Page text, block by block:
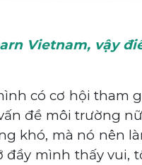
Vietnam, vậy
có cơ hội tham
đề môi trường
khó, mà nó nên
mình thấy vui,